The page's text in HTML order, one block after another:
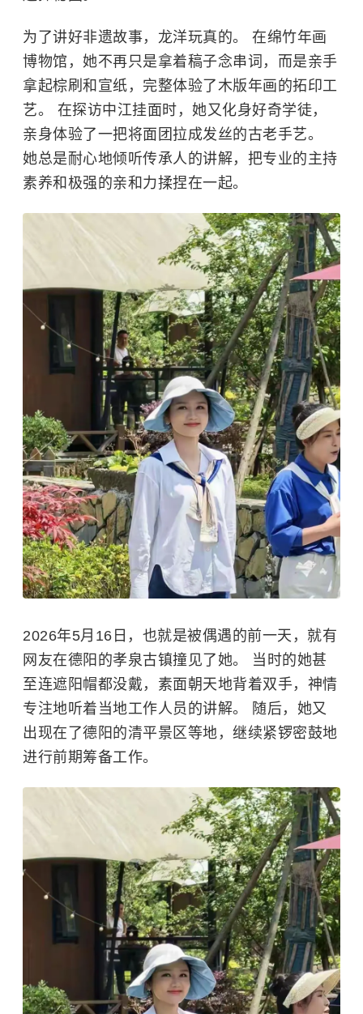
为了讲好非遗故事，龙洋玩真的。 在绵竹年画
博物馆，她不再只是拿着稿子念串词，而是亲手
拿起棕刷和宣纸，完整体验了木版年画的拓印工
艺。 在探访中江挂面时，她又化身好奇学徒，
亲身体验了一把将面团拉成发丝的古老手艺。
她总是耐心地倾听传承人的讲解，把专业的主持
素养和极强的亲和力揉捏在一起。
2026年5月16日，也就是被偶遇的前一天，就有
网友在德阳的孝泉古镇撞见了她。 当时的她甚
至连遮阳帽都没戴，素面朝天地背着双手，神情
专注地听着当地工作人员的讲解。 随后，她又
出现在了德阳的清平景区等地，继续紧锣密鼓地
进行前期筹备工作。